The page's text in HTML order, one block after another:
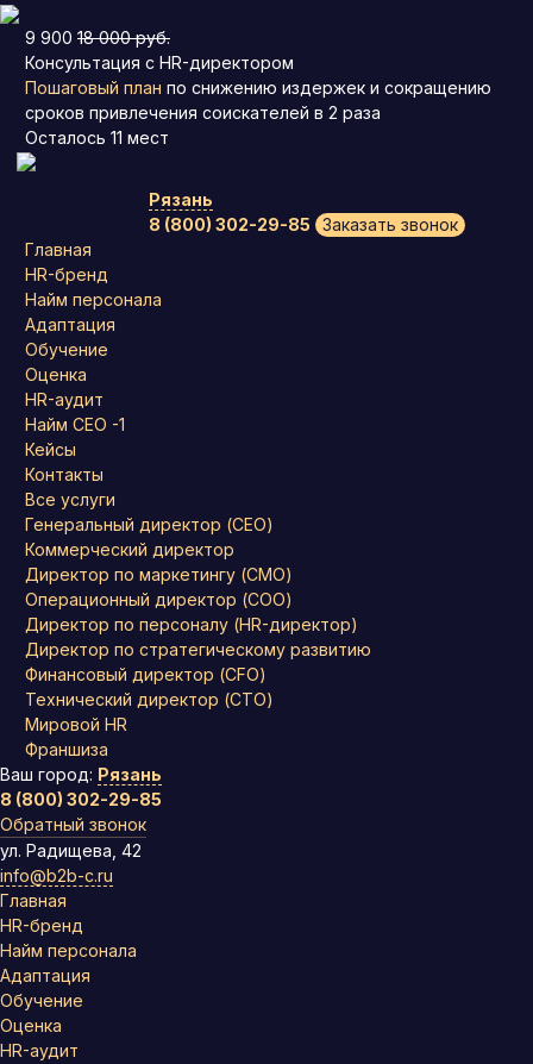
9 900 18 000 руб.
Консультация с HR-директором
Пошаговый план по снижению издержек и сокращению
сроков привлечения соискателей в 2 раза
Осталось 11 мест
Рязань
8 (800) 302-29-85
Заказать звонок
Главная
HR-бренд
Найм персонала
Адаптация
Обучение
Оценка
HR-аудит
Найм СЕО -1
Кейсы
Контакты
Все услуги
Генеральный директор (CEO)
Коммерческий директор
Директор по маркетингу (CMO)
Операционный директор (COO)
Директор по персоналу (HR-директор)
Директор по стратегическому развитию
Финансовый директор (CFO)
Технический директор (CTO)
Мировой HR
Франшиза
Ваш город: Рязань
8 (800) 302-29-85
Обратный звонок
ул. Радищева, 42
info@b2b-c.ru
Главная
HR-бренд
Найм персонала
Адаптация
Обучение
Оценка
HR-аудит